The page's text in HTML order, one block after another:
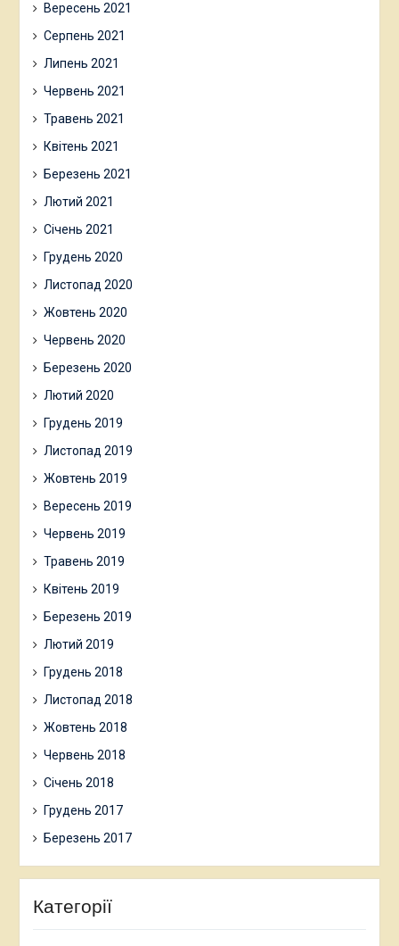
Вересень 2021
Серпень 2021
Липень 2021
Червень 2021
Травень 2021
Квітень 2021
Березень 2021
Лютий 2021
Січень 2021
Грудень 2020
Листопад 2020
Жовтень 2020
Червень 2020
Березень 2020
Лютий 2020
Грудень 2019
Листопад 2019
Жовтень 2019
Вересень 2019
Червень 2019
Травень 2019
Квітень 2019
Березень 2019
Лютий 2019
Грудень 2018
Листопад 2018
Жовтень 2018
Червень 2018
Січень 2018
Грудень 2017
Березень 2017
Категорії